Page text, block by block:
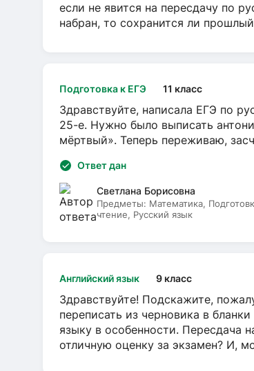
если не явится на пересдачу по
набран, то сохранится ли прошлый
Подготовка к ЕГЭ 11 класс
Здравствуйте, написала ЕГЭ по
25-е. Нужно было выписать
мёртвый». Теперь переживаю,
Ответ дан
Светлана Борисовна
Предметы: Математика,
чтение, Русский язык
Английский язык 9 класс
Здравствуйте! Подскажите,
переписать из черновика в
языку в особенности. Пересдача
отличную оценку за экзамен? И,